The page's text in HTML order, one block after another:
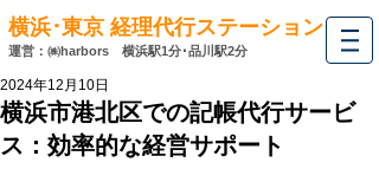
横浜･東京 経理代行ステーション
運営：㈱harbors 横浜駅1分･品川駅2分
横浜市港北区での記帳代行サービ
ス：効率的な経営サポート
2024年12月10日